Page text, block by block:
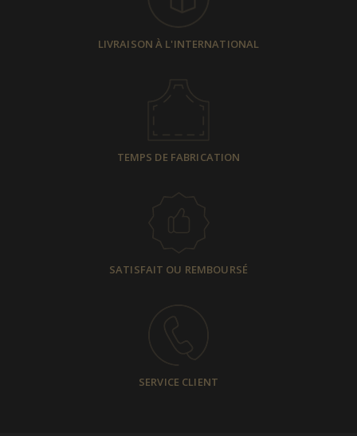
LIVRAISON À L'INTERNATIONAL
TEMPS DE FABRICATION
SATISFAIT OU REMBOURSÉ
SERVICE CLIENT